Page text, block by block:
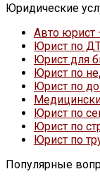
Юридические
Авто юрист
Юрист по
Юрист для
Юрист по
Юрист по
Юрист по
Юрист по
Юрист по
Популярные